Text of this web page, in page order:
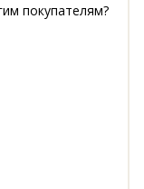
покупателям?